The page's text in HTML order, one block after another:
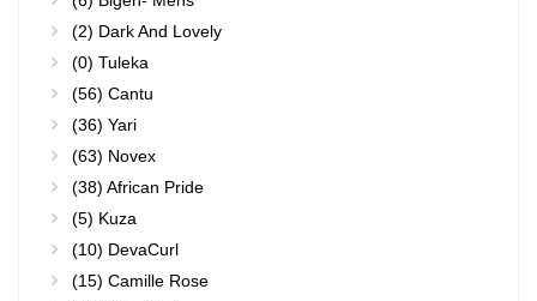
(2) Dark And Lovely
(0) Tuleka
(56) Cantu
(36) Yari
(63) Novex
(38) African Pride
(5) Kuza
(10) DevaCurl
(15) Camille Rose